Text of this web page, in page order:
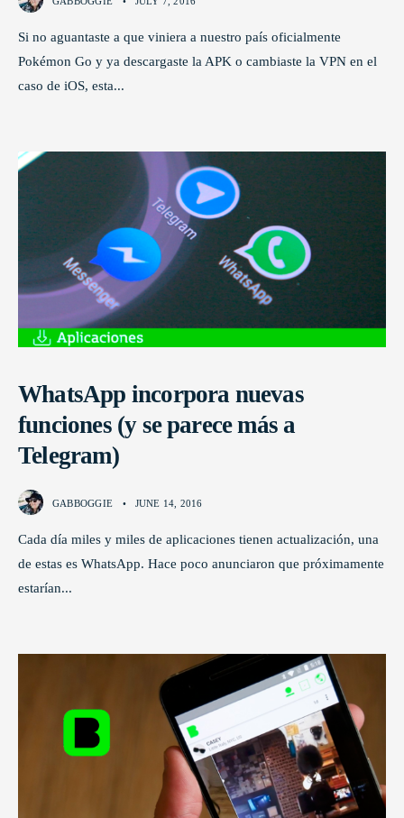
Si no aguantaste a que viniera a nuestro país oficialmente
Pokémon Go y ya descargaste la APK o cambiaste la VPN en el
caso de iOS, esta...
WhatsApp incorpora nuevas
funciones (y se parece más a
Telegram)
GABBOGGIE • JUNE 14, 2016
Cada día miles y miles de aplicaciones tienen actualización, una
de estas es WhatsApp. Hace poco anunciaron que próximamente
estarían...